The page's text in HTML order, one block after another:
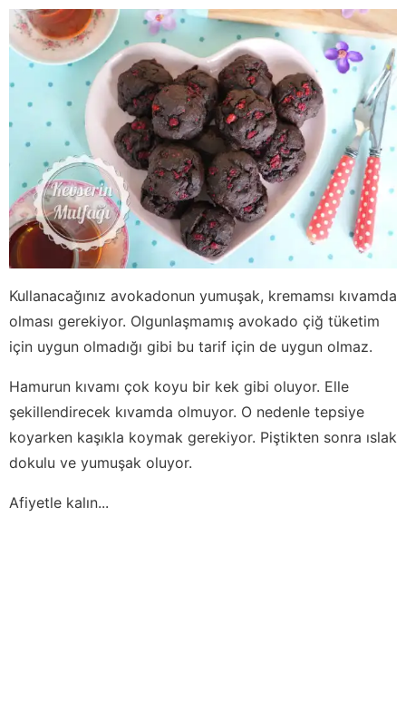
Kullanacağınız avokadonun yumuşak, kremamsı kıvamda
olması gerekiyor. Olgunlaşmamış avokado çiğ tüketim
için uygun olmadığı gibi bu tarif için de uygun olmaz.
Hamurun kıvamı çok koyu bir kek gibi oluyor. Elle
şekillendirecek kıvamda olmuyor. O nedenle tepsiye
koyarken kaşıkla koymak gerekiyor. Piştikten sonra ıslak
dokulu ve yumuşak oluyor.
Afiyetle kalın...